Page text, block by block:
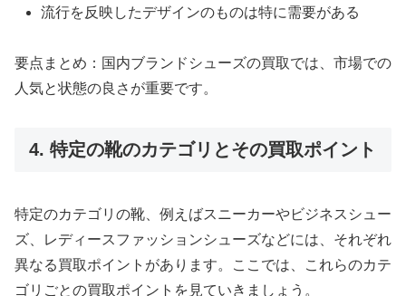
流行を反映したデザインのものは特に需要がある
要点まとめ：国内ブランドシューズの買取では、市場での
人気と状態の良さが重要です。
4. 特定の靴のカテゴリとその買取ポイント
特定のカテゴリの靴、例えばスニーカーやビジネスシュー
ズ、レディースファッションシューズなどには、それぞれ
異なる買取ポイントがあります。ここでは、これらのカテ
ゴリごとの買取ポイントを見ていきましょう。